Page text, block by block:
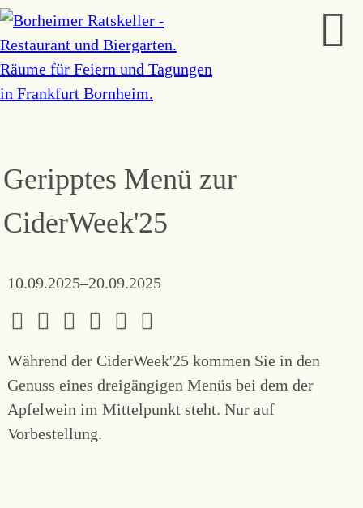
Geripptes Menü zur
CiderWeek'25
10.09.2025–20.09.2025
Während der CiderWeek'25 kommen Sie in den
Genuss eines dreigängigen Menüs bei dem der
Apfelwein im Mittelpunkt steht. Nur auf
Vorbestellung.